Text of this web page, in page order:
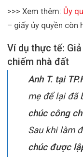
>>> Xem thêm: Ủy
– giấy ủy quyền còn
Ví dụ thực tế:
chiếm nhà đất
Anh T. tại
mẹ để lại đã
chúc công
Sau khi làm
chúc được